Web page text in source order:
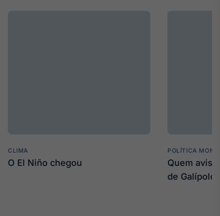
CLIMA
O El Niño chegou
POLÍTICA
Quem
de Galípolo